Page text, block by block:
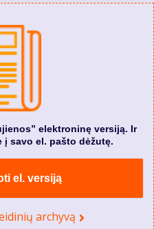
elektroninę versiją. Ir
savo el. pašto dėžutę.
el. versiją
archyvą